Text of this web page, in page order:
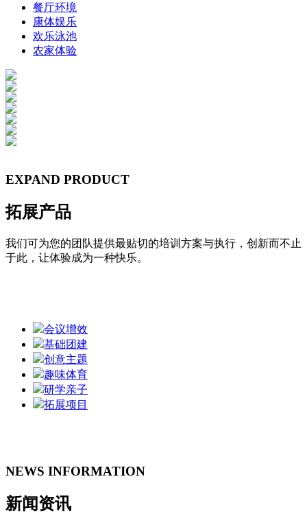
餐厅环境
康体娱乐
欢乐泳池
农家体验
EXPAND PRODUCT
拓展产品
我们可为您的团队提供最贴切的培训方案与执行，创新而不止
于此，让体验成为一种快乐。
会议增效
基础团建
创意主题
趣味体育
研学亲子
拓展项目
NEWS INFORMATION
新闻资讯